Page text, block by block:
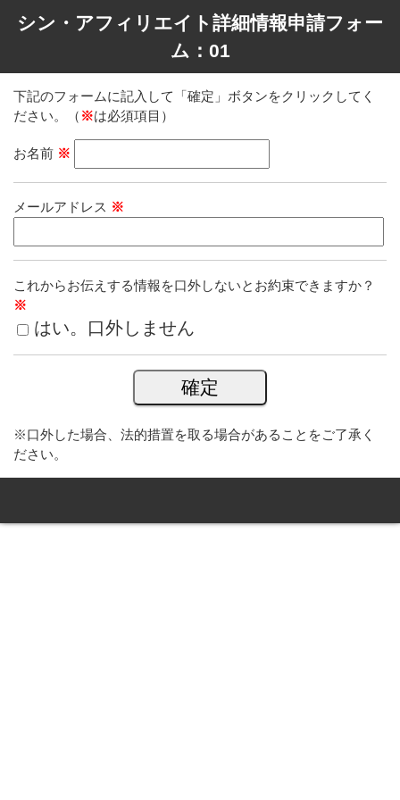
シン・アフィリエイト詳細情報申請フォー
ム：01
下記のフォームに記入して「確定」ボタンをクリックしてく
ださい。（ ※は必須項目）
お名前 ※
メールアドレス ※
これからお伝えする情報を口外しないとお約束できますか？
※
はい。口外しません
※口外した場合、法的措置を取る場合があることをご了承く
ださい。